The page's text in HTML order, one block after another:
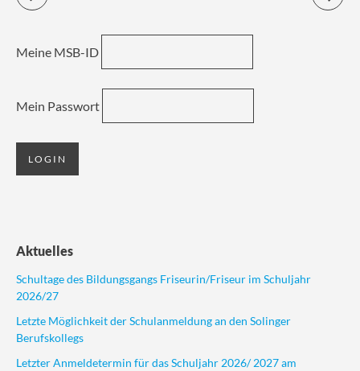
Meine MSB-ID
Mein Passwort
Aktuelles
Schultage des Bildungsgangs Friseurin/Friseur im Schuljahr
2026/27
Letzte Möglichkeit der Schulanmeldung an den Solinger
Berufskollegs
Letzter Anmeldetermin für das Schuljahr 2026/ 2027 am